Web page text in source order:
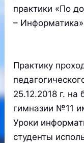
практики «По
–
Практику
25.12.2018 г.
гимназии №11
Уроки
студенты